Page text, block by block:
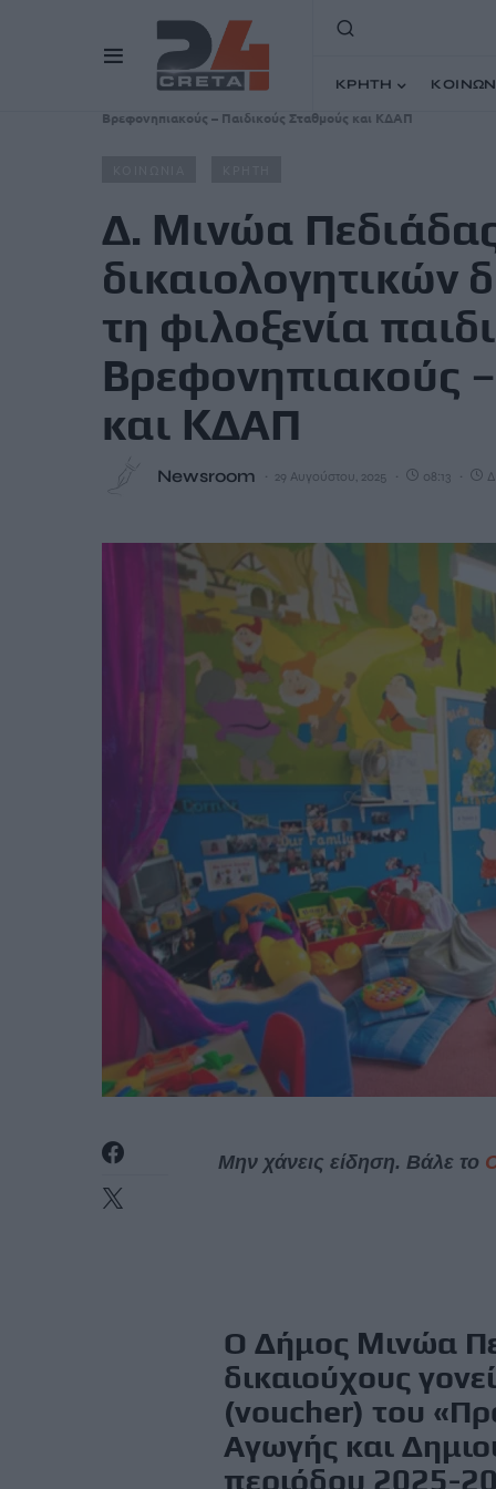
ΚΡΗΤΗ
Βρεφονηπιακούς – Παιδικούς Σταθμούς και ΚΔΑΠ
Δ. Μινώα
δικαιολογητικών
τη φιλοξενία
Βρεφονηπιακούς
και ΚΔΑΠ
Newsroom 29 Αυγούστου, 2025 08:13
Μην χάνεις είδηση. Βάλε το
Ο Δήμος Μινώα
δικαιούχους
(voucher) του
Αγωγής και
περιόδου 2025-